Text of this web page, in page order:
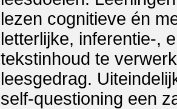
lezen cognitieve én
letterlijke, inferentie-,
tekstinhoud te
leesgedrag.
self-questioning een